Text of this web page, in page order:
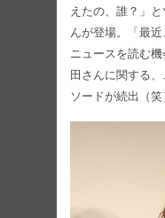
えたの、誰？」
んが登場。「最
ニュースを読む
田さんに関する
ソードが続出（笑